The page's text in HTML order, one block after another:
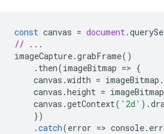
const canvas = document.
// ...
imageCapture.grabFrame()
. then(imageBitmap => {
canvas .width = imageBitmap .
canvas .height = imageBitmap
canvas .getContext( '2d' ).
})
.catch(error => console.